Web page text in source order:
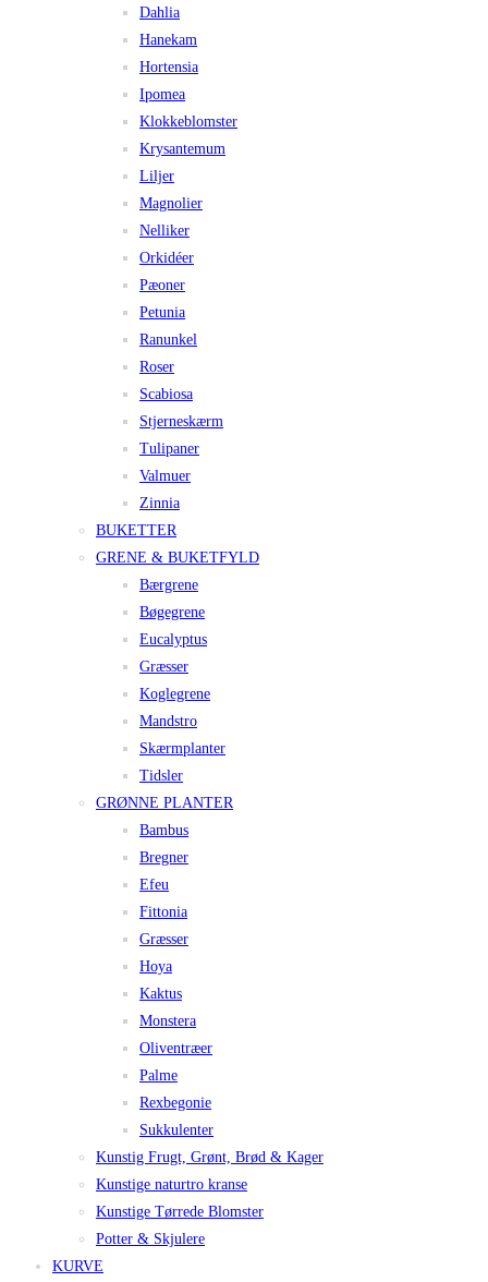
Dahlia
Hanekam
Hortensia
Ipomea
Klokkeblomster
Krysantemum
Liljer
Magnolier
Nelliker
Orkidéer
Pæoner
Petunia
Ranunkel
Roser
Scabiosa
Stjerneskærm
Tulipaner
Valmuer
Zinnia
BUKETTER
GRENE & BUKETFYLD
Bærgrene
Bøgegrene
Eucalyptus
Græsser
Koglegrene
Mandstro
Skærmplanter
Tidsler
GRØNNE PLANTER
Bambus
Bregner
Efeu
Fittonia
Græsser
Hoya
Kaktus
Monstera
Oliventræer
Palme
Rexbegonie
Sukkulenter
Kunstig Frugt, Grønt, Brød & Kager
Kunstige naturtro kranse
Kunstige Tørrede Blomster
Potter & Skjulere
KURVE